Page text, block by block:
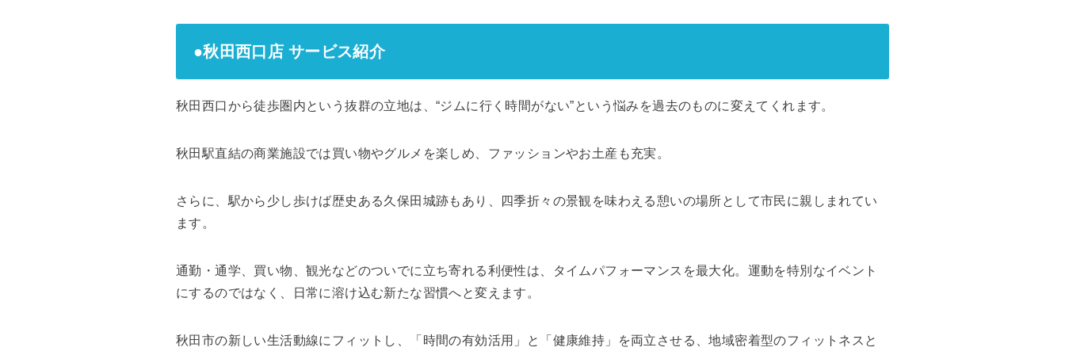
●秋田西口店 サービス紹介
秋田西口から徒歩圏内という抜群の立地は、“ジムに行く時間がない”という悩みを過去のものに変えてくれます。
秋田駅直結の商業施設では買い物やグルメを楽しめ、ファッションやお土産も充実。
さらに、駅から少し歩けば歴史ある久保田城跡もあり、四季折々の景観を味わえる憩いの場所として市民に親しまれてい
ます。
通勤・通学、買い物、観光などのついでに立ち寄れる利便性は、タイムパフォーマンスを最大化。運動を特別なイベント
にするのではなく、日常に溶け込む新たな習慣へと変えます。
秋田市の新しい生活動線にフィットし、「時間の有効活用」と「健康維持」を両立させる、地域密着型のフィットネスと